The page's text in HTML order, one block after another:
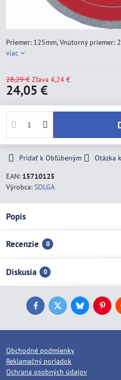
Priemer: 125mm, Vnútorný priemer:
viac
28,29 € Zľava 4,24 €
24,05 €
Pridať k Obľúbeným Otázka
EAN: 15710125
Výrobca: SOLGA
Popis
Recenzie 0
Diskusia 0
FacebookTwitterBluesky
Obchodné podmienky
Reklamačný poriadok
Ochrana osobných údajov